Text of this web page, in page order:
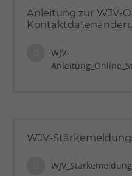
Anleitung zur WJV-
WJV-
WJV-